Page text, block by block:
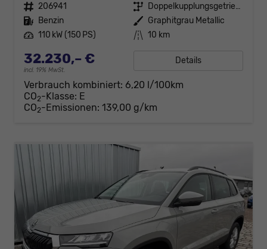
Fahrzeugnr. 206941 Getriebe
Doppelkupplungsgetriebe (DSG)
Kraftstoff Benzin Außenfarbe Graphitgrau Metallic
Leistung 110 kW (150 PS) Kilometerstand 10 km
32.230,– €
incl. 19% MwSt.
Details
Verbrauch kombiniert: 6,20 l/100km
CO2-Klasse: E
CO2-Emissionen: 139,00 g/km